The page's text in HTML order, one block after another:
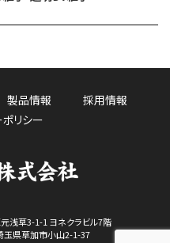
製品情報
採用情報
リシー
元浅草3-1-1 ヨネクラビル7階
玉県草加市小山2-1-37